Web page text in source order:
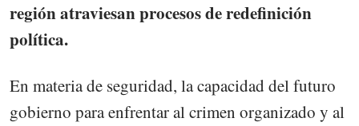
región atraviesan procesos de redefinición
política.
En materia de seguridad, la capacidad del futuro
gobierno para enfrentar al crimen organizado y al